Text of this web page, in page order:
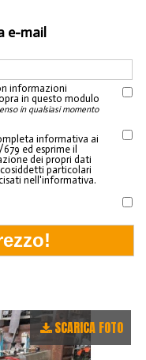
e-mail
informazioni
in questo modulo
in qualsiasi momento
informativa ai
ed esprime il
dei propri dati
particolari
nell'informativa.
SCARICA FOTO